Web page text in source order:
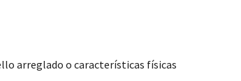
arreglado o características físicas